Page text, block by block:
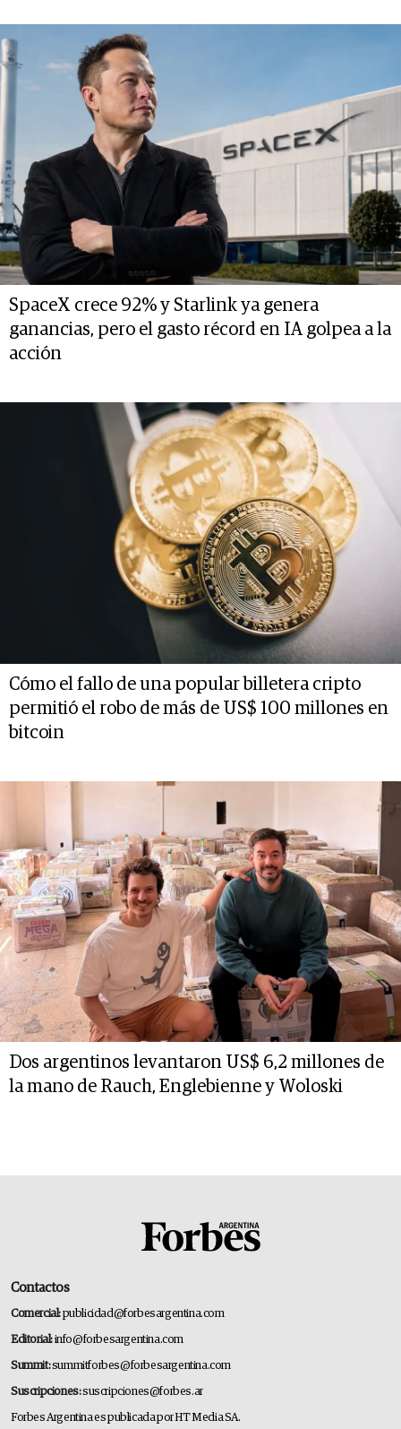
SpaceX crece 92% y Starlink ya genera
ganancias, pero el gasto récord en IA golpea a la
acción
Cómo el fallo de una popular billetera cripto
permitió el robo de más de US$ 100 millones en
bitcoin
Dos argentinos levantaron US$ 6,2 millones de
la mano de Rauch, Englebienne y Woloski
Contactos
Comercial:publicidad@forbesargentina.com
Editorial:info@forbesargentina.com
Summit:summitforbes@forbesargentina.com
Suscripciones:suscripciones@forbes.ar
Forbes Argentina es publicada por HT Media SA.